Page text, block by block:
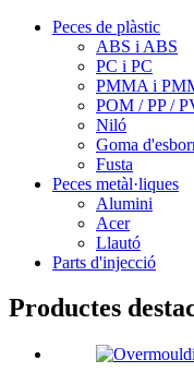
Peces de plàstic
ABS i ABS
PC i PC
PMMA i
POM / PP /
Niló
Goma
Fusta
Peces metàl·liques
Alumini
Acer
Llautó
Parts d'injecció
Productes